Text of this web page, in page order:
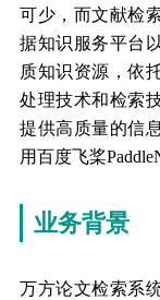
可少，而文献检
据知识服务平台
质知识资源，依
处理技术和检索
提供高质量的信
用百度飞桨
业务背景
万方论文检索系